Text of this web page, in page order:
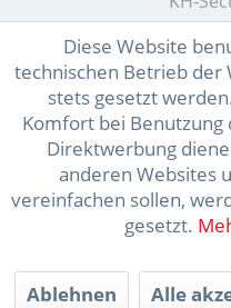
Diese Website
technischen Betrieb der
stets gesetzt
Komfort bei
Direktwerbung
anderen Websites
vereinfachen sollen,
gesetzt.
Ablehnen Alle